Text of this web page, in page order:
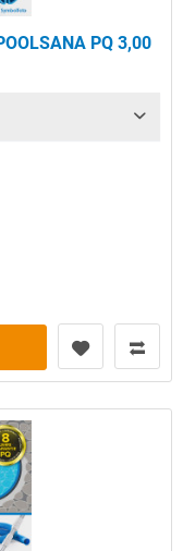
PQ 3,00